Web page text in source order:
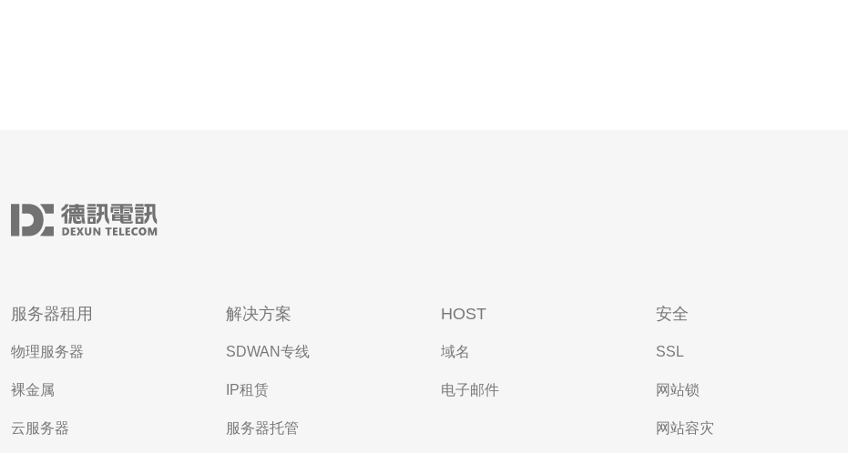
服务器租用
物理服务器
裸金属
云服务器
解决方案
SDWAN专线
IP租赁
服务器托管
HOST
域名
电子邮件
安全
SSL
网站锁
网站容灾